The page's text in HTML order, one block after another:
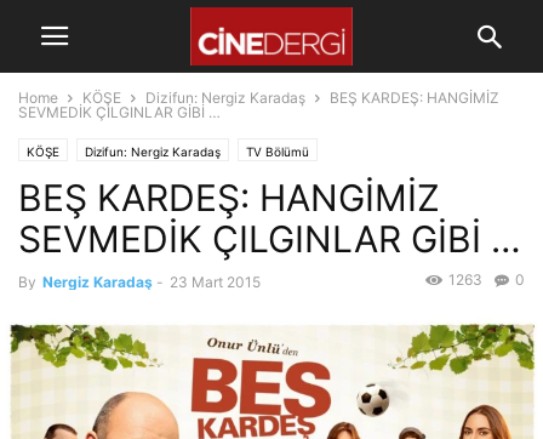
Home KÖŞE Dizifun: Nergiz Karadaş
BEŞ KARDEŞ: HANGİMİZ
SEVMEDİK ÇILGINLAR GİBİ …
KÖŞE Dizifun: Nergiz Karadaş TV Bölümü
BEŞ KARDEŞ: HANGİMİZ
SEVMEDİK ÇILGINLAR GİBİ …
By Nergiz Karadaş - 23 Mart 2015 0
1263